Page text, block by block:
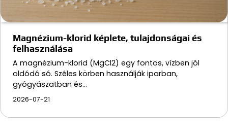
Magnézium-klorid képlete, tulajdonságai és
felhasználása
A magnézium-klorid (MgCl2) egy fontos, vízben jól
oldódó só. Széles körben használják iparban,
gyógyászatban és…
2026-07-21